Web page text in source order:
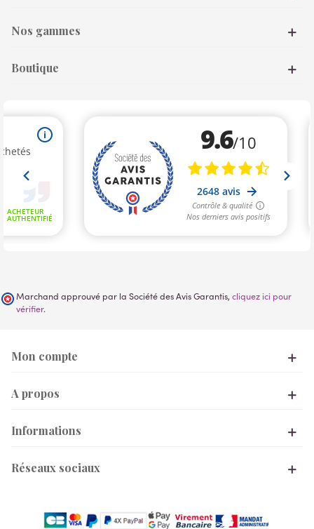
Nos gammes
Boutique
Marchand approuvé par la Société des Avis Garantis, cliquez ici pour
vérifier.
Mon compte
A propos
Informations
Réseaux sociaux